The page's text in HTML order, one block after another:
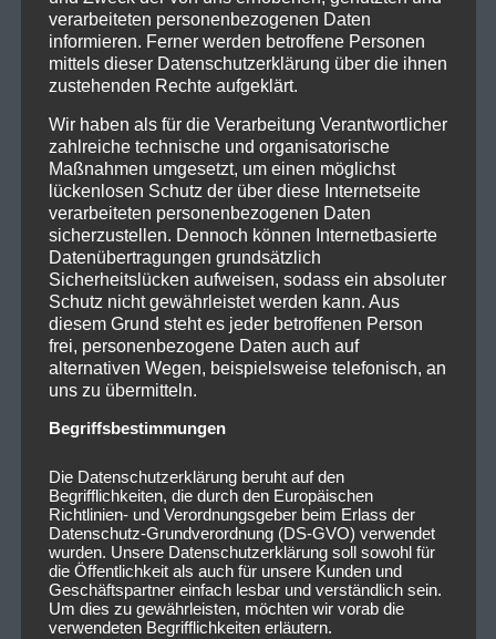
verarbeiteten personenbezogenen Daten
informieren. Ferner werden betroffene Personen
mittels dieser Datenschutzerklärung über die ihnen
zustehenden Rechte aufgeklärt.
Wir haben als für die Verarbeitung Verantwortlicher
zahlreiche technische und organisatorische
Maßnahmen umgesetzt, um einen möglichst
lückenlosen Schutz der über diese Internetseite
verarbeiteten personenbezogenen Daten
sicherzustellen. Dennoch können Internetbasierte
Datenübertragungen grundsätzlich
Sicherheitslücken aufweisen, sodass ein absoluter
Schutz nicht gewährleistet werden kann. Aus
diesem Grund steht es jeder betroffenen Person
frei, personenbezogene Daten auch auf
alternativen Wegen, beispielsweise telefonisch, an
uns zu übermitteln.
Begriffsbestimmungen
Die Datenschutzerklärung beruht auf den
Begrifflichkeiten, die durch den Europäischen
Richtlinien- und Verordnungsgeber beim Erlass der
Datenschutz-Grundverordnung (DS-GVO) verwendet
wurden. Unsere Datenschutzerklärung soll sowohl für
die Öffentlichkeit als auch für unsere Kunden und
Geschäftspartner einfach lesbar und verständlich sein.
Um dies zu gewährleisten, möchten wir vorab die
verwendeten Begrifflichkeiten erläutern.